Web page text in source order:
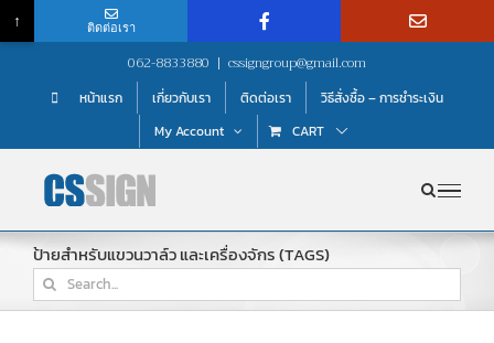
content
062-8833880 | cssigngroup@gmail.com
หน้าแรก เกี่ยวกับเรา ติดต่อเรา
วิธีสั่งซื้อ – การชำระเงิน
My Account
CART
ป้ายสำหรับแขวนวาล์ว และเครื่องจักร (TAGS)
Search
for:
↑ ติดต่อเรา